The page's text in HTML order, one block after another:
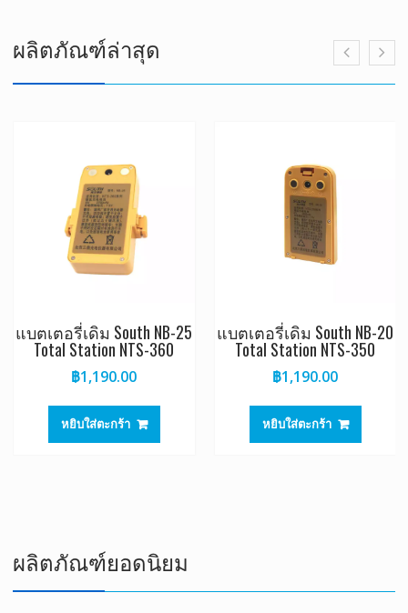
ผลิตภัณฑ์ล่าสุด
แบตเตอรี่เดิม South NB-25
Total Station NTS-360
฿1,190.00
หยิบใส่ตะกร้า
แบตเตอรี่เดิม South NB-20
Total Station NTS-350
฿1,190.00
หยิบใส่ตะกร้า
ผลิตภัณฑ์ยอดนิยม